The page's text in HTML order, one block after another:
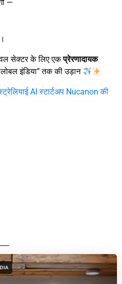
—
सेक्टर के लिए एकप्रेरणादायक
इंडिया” तक की उड़ान
AI स्टार्टअप Nucanon की